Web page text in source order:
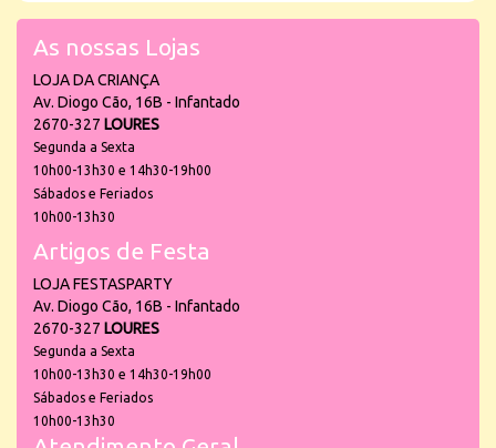
As nossas Lojas
LOJA DA CRIANÇA
Av. Diogo Cão, 16B - Infantado
2670-327 LOURES
Segunda a Sexta
10h00-13h30 e 14h30-19h00
Sábados e Feriados
10h00-13h30
Artigos de Festa
LOJA FESTASPARTY
Av. Diogo Cão, 16B - Infantado
2670-327 LOURES
Segunda a Sexta
10h00-13h30 e 14h30-19h00
Sábados e Feriados
10h00-13h30